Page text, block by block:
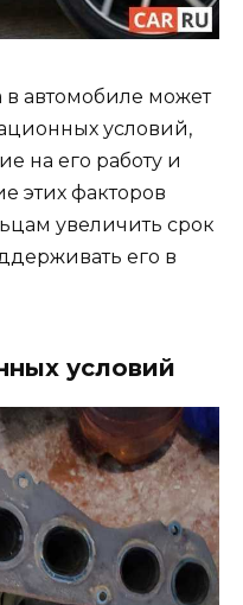
в автомобиле может
условий,
на его работу и
этих факторов
увеличить срок
его в
условий